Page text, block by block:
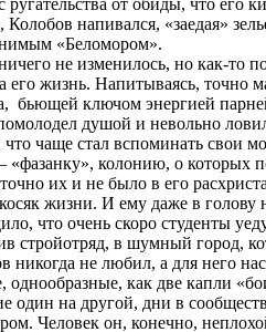
ругательства от обиды, что его
Колобов напивался, «заедая»
«Беломором».
не изменилось, но как-то
его жизнь. Напитываясь, точно
бьющей ключом энергией
душой и невольно
чаще стал вспоминать свои
колонию, о которых
их и не было в его
жизни. И ему даже в голову
что очень скоро студенты
стройотряд, в шумный город,
никогда не любил, а для него
однообразные, как две капли
один на другой, дни в
Человек он, конечно,